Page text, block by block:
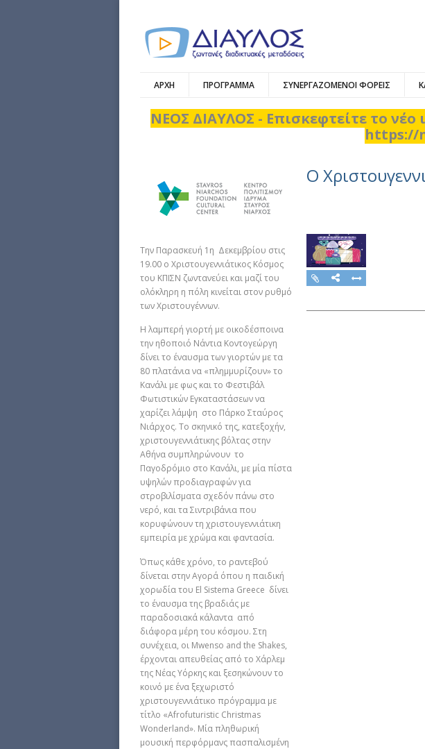
ΑΡΧΗ ΠΡΟΓΡΑΜΜΑ ΣΥΝΕΡΓΑΖΟΜΕΝΟΙ ΦΟΡΕΙΣ
ΝΕΟΣ ΔΙΑΥΛΟΣ - Επισκεφτείτε το
https://
Ο
Την Παρασκευή 1η Δεκεμβρίου στις
19.00 ο Χριστουγεννιάτικος Κόσμος
του ΚΠΙΣΝ ζωντανεύει και μαζί του
ολόκληρη η πόλη κινείται στον ρυθμό
των Χριστουγέννων.
Η λαμπερή γιορτή με οικοδέσποινα
την ηθοποιό Νάντια Κοντογεώργη
δίνει το έναυσμα των γιορτών με τα
80 πλατάνια να «πλημμυρίζουν» το
Κανάλι με φως και το Φεστιβάλ
Φωτιστικών Εγκαταστάσεων να
χαρίζει λάμψη στο Πάρκο Σταύρος
Νιάρχος. Το σκηνικό της, κατεξοχήν,
χριστουγεννιάτικης βόλτας στην
Αθήνα συμπληρώνουν το
Παγοδρόμιο στο Κανάλι, με μία πίστα
υψηλών προδιαγραφών για
στροβιλίσματα σχεδόν πάνω στο
νερό, και τα Σιντριβάνια που
κορυφώνουν τη χριστουγεννιάτικη
εμπειρία με χρώμα και φαντασία.
Όπως κάθε χρόνο, το ραντεβού
δίνεται στην Αγορά όπου η παιδική
χορωδία του El Sistema Greece δίνει
το έναυσμα της βραδιάς με
παραδοσιακά κάλαντα από
διάφορα μέρη του κόσμου. Στη
συνέχεια, οι Mwenso and the Shakes,
έρχονται απευθείας από το Χάρλεμ
της Νέας Υόρκης και ξεσηκώνουν το
κοινό με ένα ξεχωριστό
χριστουγεννιάτικο πρόγραμμα με
τίτλο «Afrofuturistic Christmas
Wonderland». Μία πληθωρική
μουσική περφόρμανς πασπαλισμένη